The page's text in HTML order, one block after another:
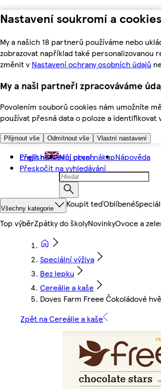
Nastavení soukromí a cookies
My a našich 18 partnerů používáme nebo
zobrazovat například také personalizovanou
změnit v Nastavení ochrany osobních údajů
My a naši partneři zpracováváme
Povolením souborů cookies nám umožníte
používat přesná data o poloze a identifikovat
Přijmout vše Odmítnout vše Vlastní nastavení
Přejít na hlavní obsah
Přeskočit na vyhledávání
English Můj první nákupNápověda
Všechny kategorie Koupit teďOblíbené
Top výběrZpátky do školyNovinkyOvoce a
Speciální výživa
Bez lepku
Cereálie a kaše
Doves Farm Freee Čokoládové
Zpět na Cereálie a kaše